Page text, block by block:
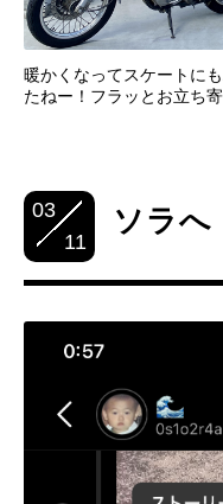
暖かくなってスケートに
たねー！フラッとお立ち
03
11
ソラへ